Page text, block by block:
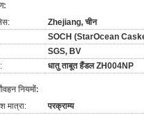
Zhejiang, चीन
SOCH (StarOcean
SGS, BV
धातु ताबूत हैंडल ZH004NP
नियमों:
मात्रा:
परक्राम्य